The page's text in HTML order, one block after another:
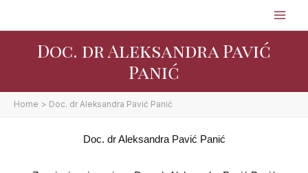
Doc. dr Aleksandra Pavić
Panić
Home Doc. dr Aleksandra Pavić Panić
Doc. dr Aleksandra Pavić Panić